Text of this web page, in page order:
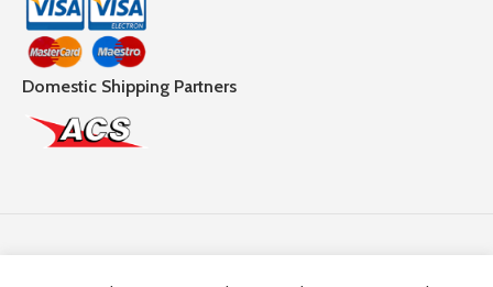
Domestic Shipping Partners